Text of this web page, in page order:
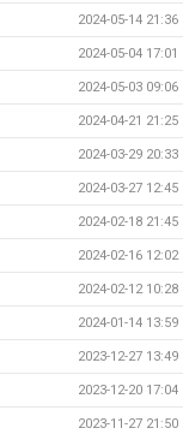
2024-05-14 21:36
2024-05-04 17:01
2024-05-03 09:06
2024-04-21 21:25
2024-03-29 20:33
2024-03-27 12:45
2024-02-18 21:45
2024-02-16 12:02
2024-02-12 10:28
2024-01-14 13:59
2023-12-27 13:49
2023-12-20 17:04
2023-11-27 21:50